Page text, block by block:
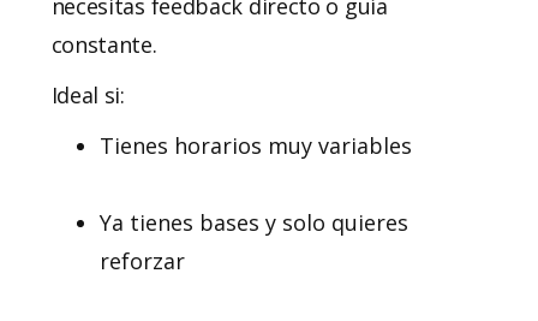
constante.
Ideal si:
Tienes horarios muy variables
Ya tienes bases y solo quieres
reforzar